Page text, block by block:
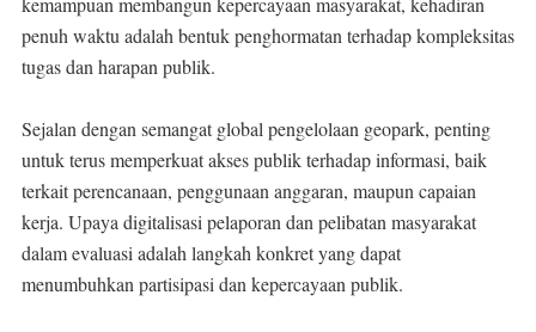
penuh waktu adalah bentuk penghormatan terhadap kompleksitas
tugas dan harapan publik.
Sejalan dengan semangat global pengelolaan geopark, penting
untuk terus memperkuat akses publik terhadap informasi, baik
terkait perencanaan, penggunaan anggaran, maupun capaian
kerja. Upaya digitalisasi pelaporan dan pelibatan masyarakat
dalam evaluasi adalah langkah konkret yang dapat
menumbuhkan partisipasi dan kepercayaan publik.